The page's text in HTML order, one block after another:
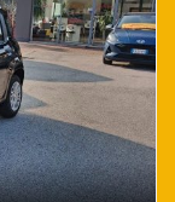
elettronico
d'emergenza
Sensori di